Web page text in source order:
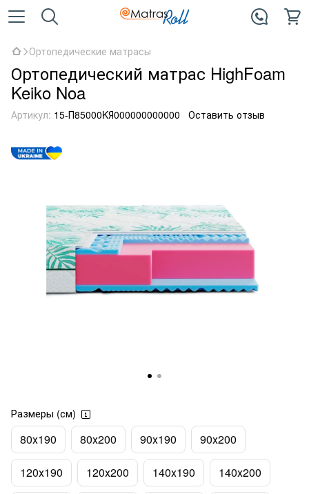
Ортопедические матрасы
Ортопедический матрас HighFoam
Keiko Noa
Артикул: 15-П85000KЯ000000000000 Оставить отзыв
Размеры (см)
80х190 80х200 90х190 90х200
120х190 120х200 140х190 140х200